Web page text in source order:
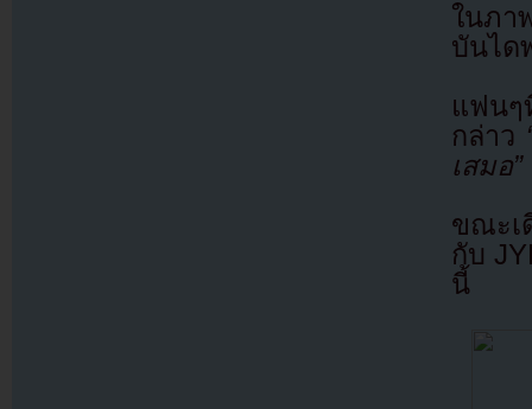
ในภา
บันได
แฟนๆ
กล่าว
เสมอ”
ขณะเ
กับ
นี้